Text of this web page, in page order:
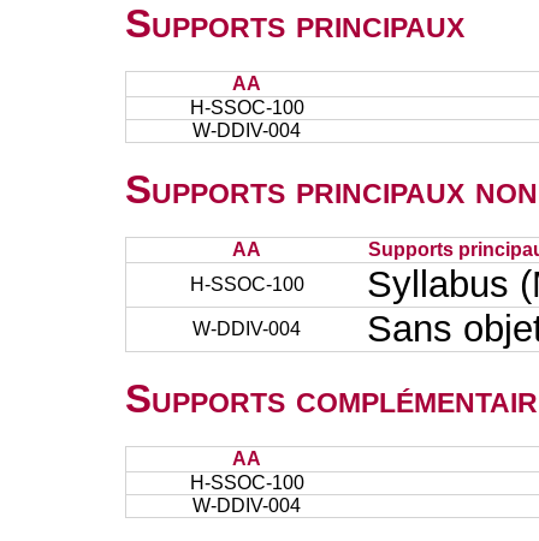
Supports principaux
AA
H-SSOC-100
W-DDIV-004
Supports principaux
AA
Supports
H-SSOC-100
Syllabus
W-DDIV-004 Sans
Supports
AA
H-SSOC-100
W-DDIV-004